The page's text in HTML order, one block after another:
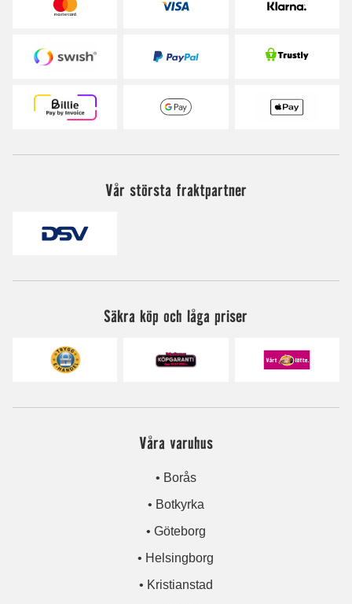
Vår största fraktpartner
Säkra köp och låga priser
Våra varuhus
• Borås
• Botkyrka
• Göteborg
• Helsingborg
• Kristianstad